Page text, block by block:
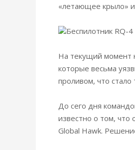
«летающее крыло» и
Беспилотник RQ-
На текущий момент
которые весьма
проливом, что
До сего дня
известно о том, что
Global Hawk.